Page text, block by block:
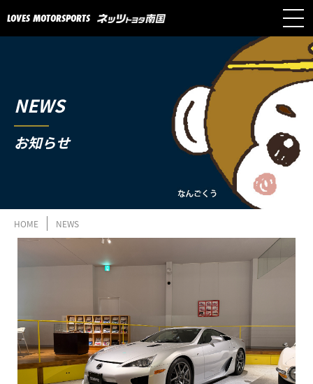
LOVES MOTORSPORTS
NEWS
お知らせ
HOME NEWS